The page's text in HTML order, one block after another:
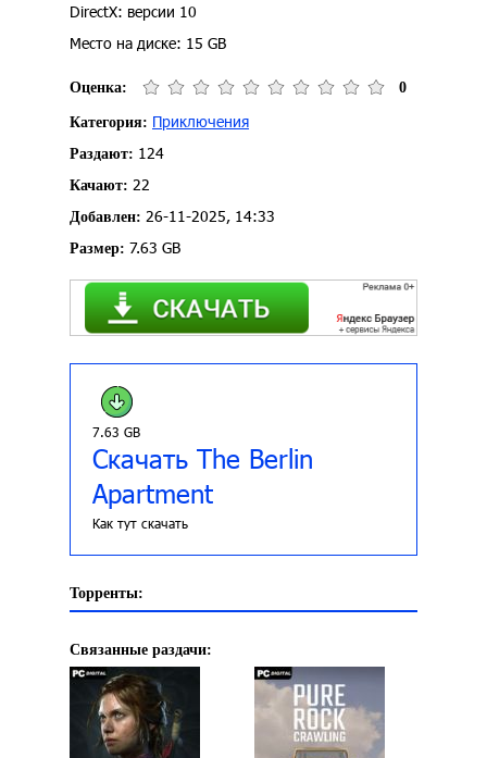
DirectX: версии 10
Место на диске: 15 GB
Оценка: 0
Категория: Приключения
Раздают: 124
Качают: 22
Добавлен: 26-11-2025, 14:33
Размер: 7.63 GB
7.63 GB
Скачать The Berlin
Apartment
Как тут скачать
Торренты:
Связанные раздачи: